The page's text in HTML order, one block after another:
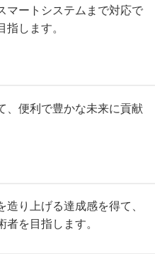
マートシステムまで対応で
します。
、便利で豊かな未来に貢献
り上げる達成感を得て、
を目指します。